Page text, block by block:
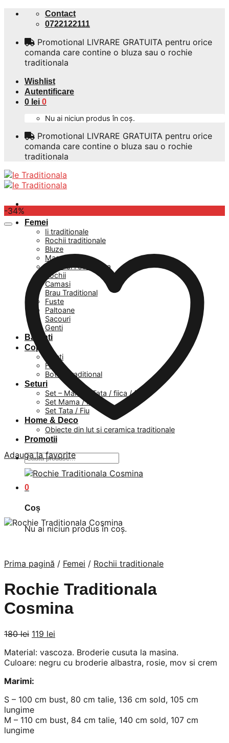
Skip
Contact
0722122111
Promotional LIVRARE GRATUITA pentru orice
comanda care contine o bluza sau o rochie
traditionala
Wishlist
Autentificare
0 lei 0
Nu ai niciun produs în coș.
Promotional LIVRARE GRATUITA pentru orice
comanda care contine o bluza sau o rochie
traditionala
Femei
Ii traditionale
Rochii traditionale
Bluze
Masuri mari
Veste si Fote Dama
Rochii
Camasi
Brau Traditional
Fuste
Paltoane
Sacouri
Genti
Barbati
Copii
Baieti
Fetite
Botez Traditional
Seturi
Set – Mama / Tata / fiica / fiu
Set Mama / Fiica
Set Tata / Fiu
Home & Deco
Obiecte din lut si ceramica traditionale
Promotii
Caută
după:
0
Coș
Nu ai niciun produs în coș.
-34%
Adauga la favorite
Prima pagină / Femei / Rochii traditionale
Rochie Traditionala
Cosmina
180lei Prețul
a
fost:
119 lei
este:
119 lei.
Material: vascoza. Broderie cusuta la masina.
Culoare: negru cu broderie albastra, rosie, mov si crem
Marimi:
S – 100 cm bust, 80 cm talie, 136 cm sold, 105 cm
lungime
M – 110 cm bust, 84 cm talie, 140 cm sold, 107 cm
lungime